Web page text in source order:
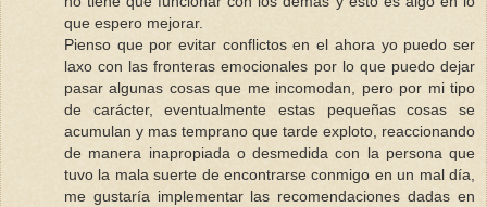
que espero mejorar.
Pienso que por evitar conflictos en el ahora yo puedo ser
laxo con las fronteras emocionales por lo que puedo dejar
pasar algunas cosas que me incomodan, pero por mi tipo
de carácter, eventualmente estas pequeñas cosas se
acumulan y mas temprano que tarde exploto, reaccionando
de manera inapropiada o desmedida con la persona que
tuvo la mala suerte de encontrarse conmigo en un mal día,
me gustaría implementar las recomendaciones dadas en